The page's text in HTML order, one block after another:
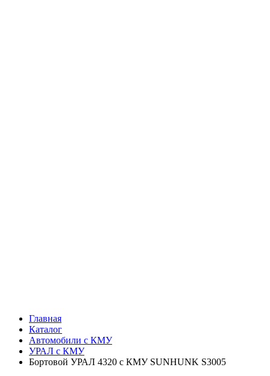
Главная
Каталог
Автомобили с КМУ
УРАЛ с КМУ
Бортовой УРАЛ 4320 с КМУ SUNHUNK S3005